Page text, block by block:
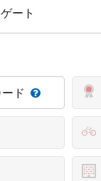
ート
ド